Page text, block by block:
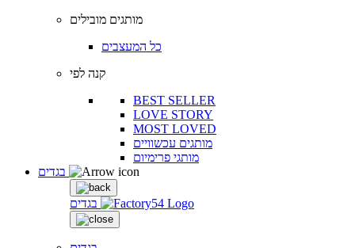
מותגים מובילים
כל המעצבים
קנה לפי
BEST SELLER
LOVE STORY
MOST LOVED
מותגים עכשוויים
מותגי פרימיום
בגדים